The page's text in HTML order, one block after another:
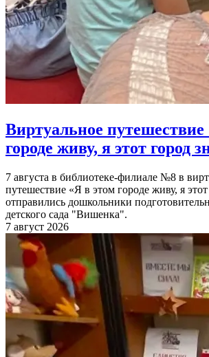
Виртуальное
городе живу, я этот город
7 августа в библиотеке-филиале №8 в
путешествие «Я в этом городе живу, я
отправились дошкольники
детского сада "Вишенка".
7 август 2026